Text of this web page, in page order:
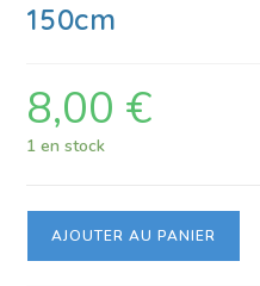
150cm
8,00 €
1 en stock
AJOUTER AU PANIER